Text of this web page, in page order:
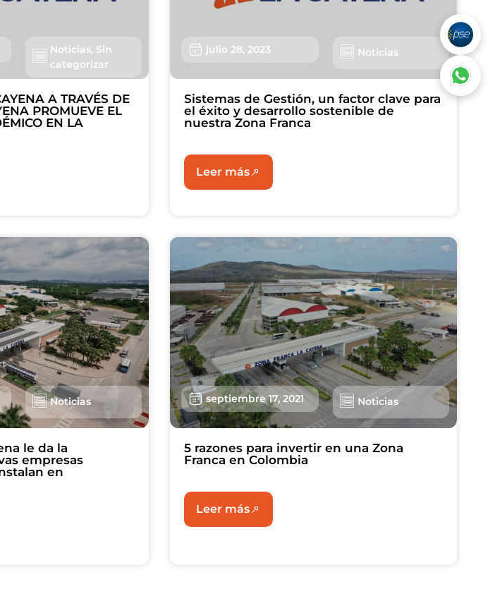
Noticias, Sin
categorizar
A TRAVÉS DE
PROMUEVE EL
EN LA
julio 28, 2023 Noticias
Sistemas de Gestión, un factor clave para
el éxito y desarrollo sostenible de
nuestra Zona Franca
Leer más
Noticias
le da la
empresas
en
septiembre 17, 2021 Noticias
5 razones para invertir en una Zona
Franca en Colombia
Leer más